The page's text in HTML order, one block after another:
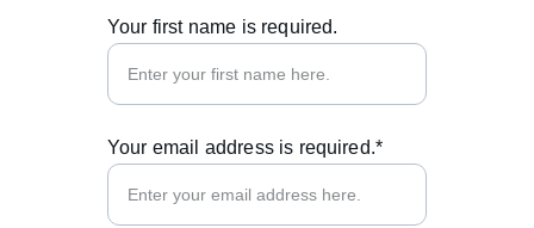
Your first name is required.
Your email address is required.*